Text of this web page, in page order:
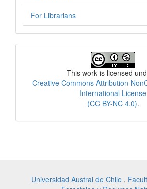
For Librarians
This work is licensed
Creative Commons Attribution-
International License
(CC BY-NC 4.0).
Universidad Austral de Chile ,